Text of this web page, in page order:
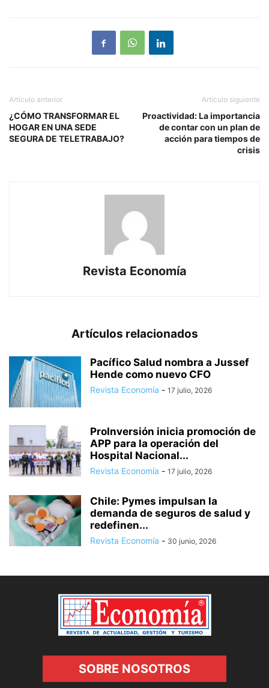
Artículo anterior
¿CÓMO TRANSFORMAR EL
HOGAR EN UNA SEDE
SEGURA DE TELETRABAJO?
Artículo siguiente
Proactividad: La importancia
de contar con un plan de
acción para tiempos de
crisis
Revista Economía
Artículos relacionados
Pacífico Salud nombra a Jussef
Hende como nuevo CFO
Revista Economía - 17 julio, 2026
ProInversión inicia promoción de
APP para la operación del
Hospital Nacional...
Revista Economía - 17 julio, 2026
Chile: Pymes impulsan la
demanda de seguros de salud y
redefinen...
Revista Economía - 30 junio, 2026
SOBRE NOSOTROS